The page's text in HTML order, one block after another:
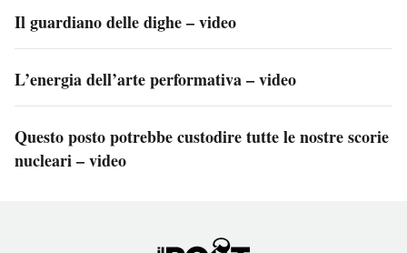
Il guardiano delle dighe – video
L’energia dell’arte performativa – video
Questo posto potrebbe custodire tutte le nostre scorie
nucleari – video